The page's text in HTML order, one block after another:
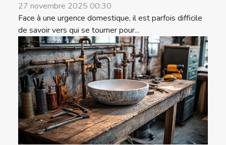
27 novembre 2025 00:30
Face à une urgence domestique, il est parfois difficile
de savoir vers qui se tourner pour...